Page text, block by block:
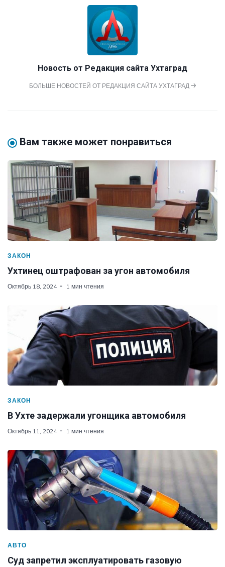
Новость от Редакция сайта Ухтаград
БОЛЬШЕ НОВОСТЕЙ ОТ РЕДАКЦИЯ САЙТА УХТАГРАД
Вам также может понравиться
ЗАКОН
Ухтинец оштрафован за угон автомобиля
Октябрь 18, 2024 1 мин чтения
ЗАКОН
В Ухте задержали угонщика автомобиля
Октябрь 11, 2024 1 мин чтения
АВТО
Суд запретил эксплуатировать газовую